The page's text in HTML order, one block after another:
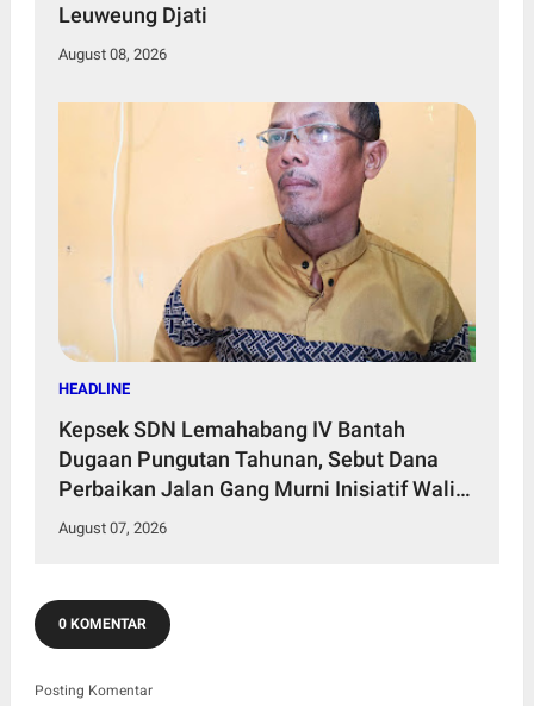
Leuweung Djati
August 08, 2026
HEADLINE
Kepsek SDN Lemahabang IV Bantah
Dugaan Pungutan Tahunan, Sebut Dana
Perbaikan Jalan Gang Murni Inisiatif Wali
Murid
August 07, 2026
0 KOMENTAR
Posting Komentar